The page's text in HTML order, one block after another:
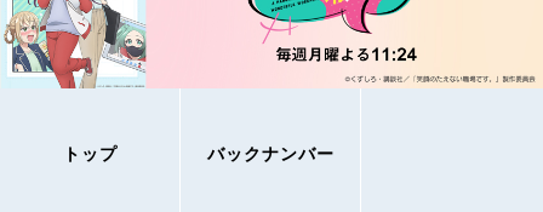
トップ バックナンバー